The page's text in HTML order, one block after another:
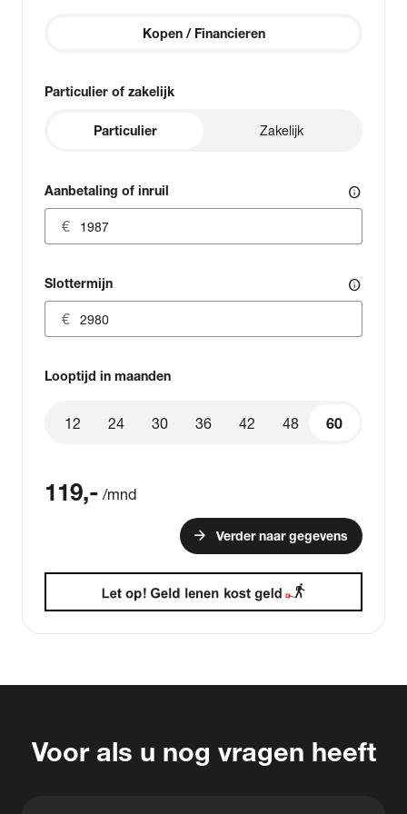
Kopen / Financieren
Particulier of zakelijk
Particulier Zakelijk
Aanbetaling of inruil info
Slottermijn info
Looptijd in maanden
60
12 24 30 36 42 48 60
119,- /mnd
arrow_forward Verder naar gegevens
Voor als u nog vragen heeft